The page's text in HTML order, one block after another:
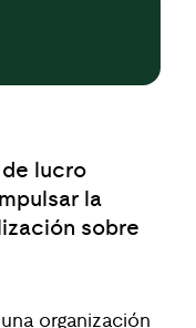
lucro
la
sobre
organización